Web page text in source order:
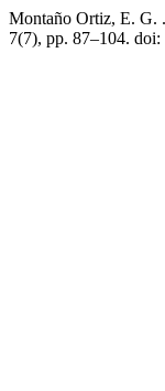
Montaño Ortiz, E. G.
7(7), pp. 87–104.